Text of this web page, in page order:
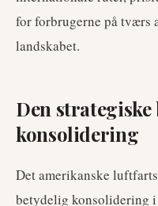
for forbrugerne på tværs
landskabet.
Den
konsolidering
Det amerikanske
betydelig konsolidering i